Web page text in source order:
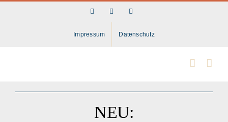
FacebookLinkedIn
Impressum Datenschutz
NEU: